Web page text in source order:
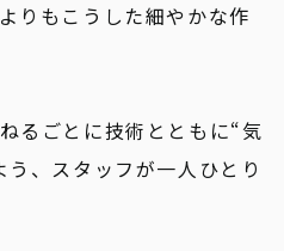
りもこうした細やかな作
るごとに技術とともに“気
、スタッフが一人ひとり